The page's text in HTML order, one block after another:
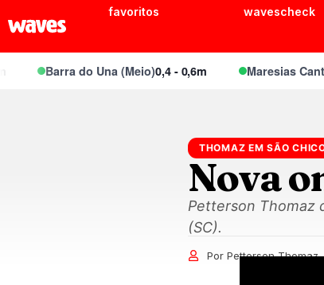
favoritos wavescheck
Barra do Una (Meio)0,4 - 0,6m Maresias Canto
THOMAZ EM SÃO
Nova
Petterson Thomaz
(SC).
Por Petterson Thomaz